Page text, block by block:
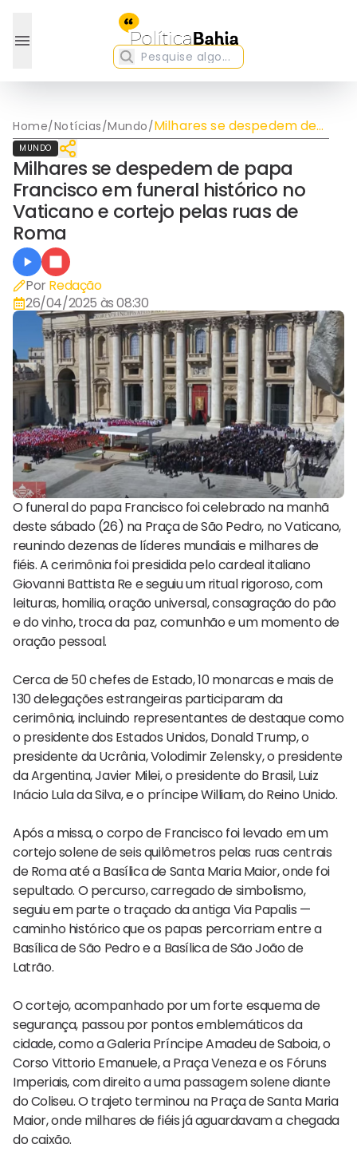
Home/Notícias/Mundo/Milhares se despedem de
papa Francisco em funeral
cortejo pelas ruas de Roma
MUNDO
Milhares se despedem de papa
Francisco em funeral histórico no
Vaticano e cortejo pelas ruas de
Roma
Por Redação
26/04/2025 às 08:30
O funeral do papa Francisco foi celebrado na manhã
deste sábado (26) na Praça de São Pedro, no Vaticano,
reunindo dezenas de líderes mundiais e milhares de
fiéis. A cerimônia foi presidida pelo cardeal italiano
Giovanni Battista Re e seguiu um ritual rigoroso, com
leituras, homilia, oração universal, consagração do pão
e do vinho, troca da paz, comunhão e um momento de
oração pessoal.
Cerca de 50 chefes de Estado, 10 monarcas e mais de
130 delegações estrangeiras participaram da
cerimônia, incluindo representantes de destaque como
o presidente dos Estados Unidos, Donald Trump, o
presidente da Ucrânia, Volodimir Zelensky, o presidente
da Argentina, Javier Milei, o presidente do Brasil, Luiz
Inácio Lula da Silva, e o príncipe William, do Reino Unido.
Após a missa, o corpo de Francisco foi levado em um
cortejo solene de seis quilômetros pelas ruas centrais
de Roma até a Basílica de Santa Maria Maior, onde foi
sepultado. O percurso, carregado de simbolismo,
seguiu em parte o traçado da antiga Via Papalis —
caminho histórico que os papas percorriam entre a
Basílica de São Pedro e a Basílica de São João de
Latrão.
O cortejo, acompanhado por um forte esquema de
segurança, passou por pontos emblemáticos da
cidade, como a Galeria Príncipe Amadeu de Saboia, o
Corso Vittorio Emanuele, a Praça Veneza e os Fóruns
Imperiais, com direito a uma passagem solene diante
do Coliseu. O trajeto terminou na Praça de Santa Maria
Maior, onde milhares de fiéis já aguardavam a chegada
do caixão.